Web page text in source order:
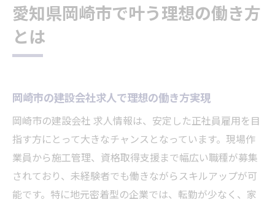
愛知県岡崎市で叶う理想の働き方
とは
岡崎市の建設会社求人で理想の働き方実現
岡崎市の建設会社 求人情報は、安定した正社員雇用を目
指す方にとって大きなチャンスとなっています。現場作
業員から施工管理、資格取得支援まで幅広い職種が募集
されており、未経験者でも働きながらスキルアップが可
能です。特に地元密着型の企業では、転勤が少なく、家